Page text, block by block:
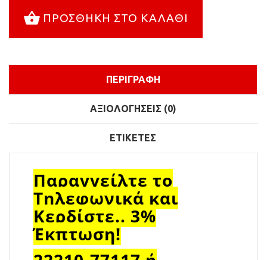
ΠΡΟΣΘΉΚΗ ΣΤΟ ΚΑΛΆΘΙ
ΠΕΡΙΓΡΑΦΉ
ΑΞΙΟΛΟΓΉΣΕΙΣ (0)
ΕΤΙΚΈΤΕΣ
Παραγγείλτε το
Τηλεφωνικά και
Κερδίστε.. 3%
Έκπτωση!